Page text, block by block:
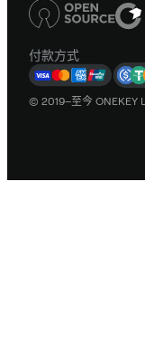
付款方式
© 2019–至今 ONEKEY